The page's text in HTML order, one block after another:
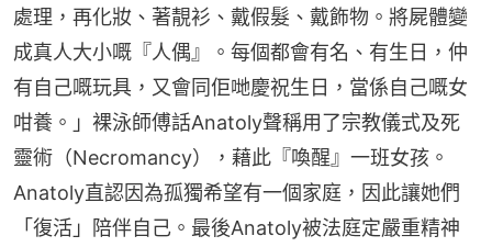
處理，再化妝、著靚衫、戴假髮、戴飾物。將屍體變
成真人大小嘅『人偶』。每個都會有名、有生日，仲
有自己嘅玩具，又會同佢哋慶祝生日，當係自己嘅女
咁養。」裸泳師傅話Anatoly聲稱用了宗教儀式及死
靈術（Necromancy），藉此『喚醒』一班女孩。
Anatoly直認因為孤獨希望有一個家庭，因此讓她們
「復活」陪伴自己。最後Anatoly被法庭定嚴重精神